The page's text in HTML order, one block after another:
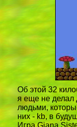
Об этой 32
я еще не делал
людьми,
них - kb, в
Игра Giana